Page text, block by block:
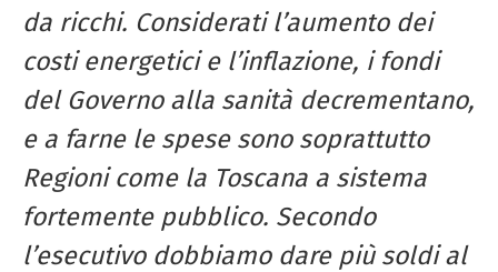
da ricchi. Considerati l’aumento dei
costi energetici e l’inflazione, i fondi
del Governo alla sanità decrementano,
e a farne le spese sono soprattutto
Regioni come la Toscana a sistema
fortemente pubblico. Secondo
l’esecutivo dobbiamo dare più soldi al